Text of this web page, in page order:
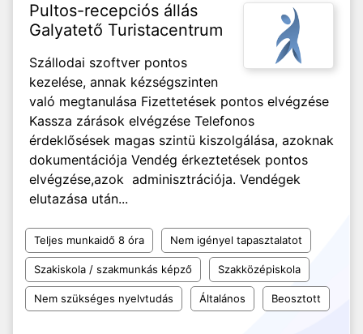
Pultos-recepciós állás
Galyatető Turistacentrum
Szállodai szoftver pontos
kezelése, annak kézségszinten
való megtanulása Fizettetések pontos elvégzése
Kassza zárások elvégzése Telefonos
érdeklősések magas szintü kiszolgálása, azoknak
dokumentációja Vendég érkeztetések pontos
elvégzése,azok adminisztrációja. Vendégek
elutazása után...
Teljes munkaidő 8 óra Nem igényel tapasztalatot
Szakiskola / szakmunkás képző Szakközépiskola
Nem szükséges nyelvtudás Általános Beosztott